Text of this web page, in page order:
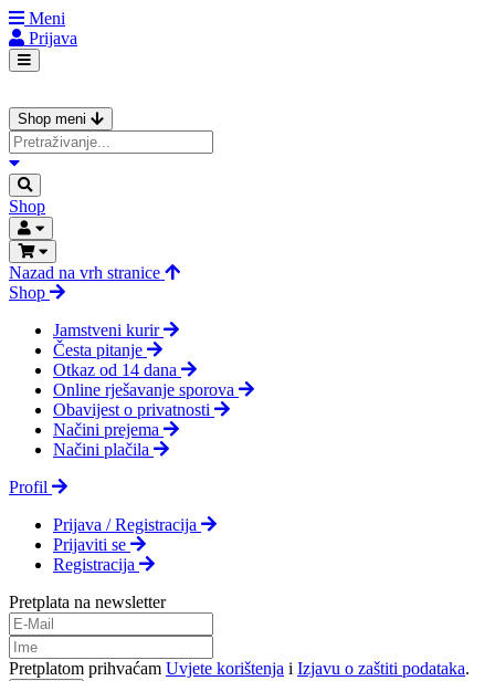
Meni
Prijava
Shop meni
Shop
Nazad na vrh stranice
Shop
Jamstveni kurir
Česta pitanje
Otkaz od 14 dana
Online rješavanje sporova
Obavijest o privatnosti
Načini prejema
Načini plačila
Profil
Prijava / Registracija
Prijaviti se
Registracija
Pretplata na newsletter
Pretplatom prihvaćam Uvjete korištenja i Izjavu o zaštiti podataka.